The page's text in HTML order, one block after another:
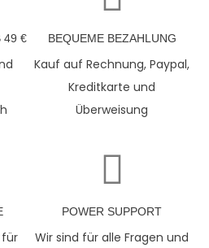
49 € BEQUEME BEZAHLUNG
Kauf auf Rechnung, Paypal,
Kreditkarte und
Überweisung
für
POWER SUPPORT
Wir sind für alle Fragen und